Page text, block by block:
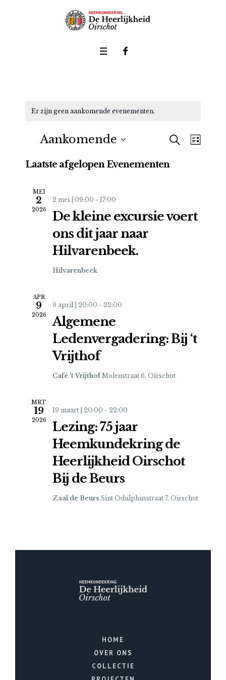
Er zijn geen aankomende evenementen.
Zoeken
ZOEKEN
Aankomende
een
Laatste afgelopen Evenementen
MEI
2
2026
2 mei | 09:00 - 17:00
De kleine excursie voert
ons dit jaar naar
Hilvarenbeek.
Hilvarenbeek
APR
9
2026
9 april | 20:00 - 22:00
Algemene
Ledenvergadering: Bij ‘t
Vrijthof
Café 't VrijthofMolenstraat 6, Oirschot
MRT
19
2026
19 maart | 20:00 - 22:00
Lezing: 75 jaar
Heemkundekring de
Heerlijkheid Oirschot
Bij de Beurs
Zaal de Beurs Sint Odulphusstraat 7, Oirschot
HOME
OVER ONS
COLLECTIE